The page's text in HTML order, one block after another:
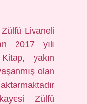
Livaneli
2017 yılı
yakın
olan
Zülfü